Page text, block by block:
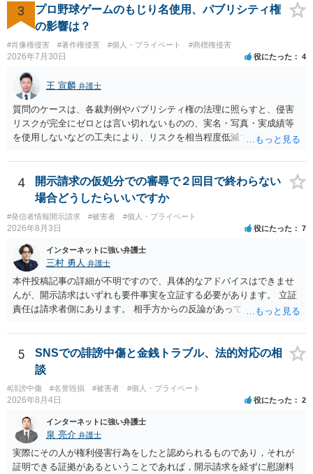
3
プロ野球ゲームのもじり名使用、パブリシティ権
の影響は？
#肖像権侵害 #著作権侵害 #個人・プライベート #商標権侵害
2026年7月30日 役にたった 4
王 宣麟 弁護士
質問のケースは、各裁判例やパブリシティ権の法理に照らすと、侵害
リスクが完全にゼロとは言い切れないものの、実名・写真・実成績等
を使用しないなどの工夫により、リスクを相当程度低減できる設計に
推測できる」という点は、裁判で争われた場合に「専ら顧客吸引力の
利用を目的とする」と判断される余地を残すため、一定の注意が必要
です。 また、広告収益の有無は、侵害判断に一定の影響を与える可能
性がありますが、決定的要因ではありません。 パブリシティ権侵害の
成否は、主に「専ら顧客吸引力の利用を目的とするか」という点で判
断されます。広告収益があることは「商業的目的」を強く示す要素で
すが、それだけで直ちに侵害となるわけではありません。完全無償・
非営利であれば「表現の自由」「創作物」としての側面が強く評価さ
れる可能性があります。一方、広告収益がある場合は「商業利用」と
しての色彩が強まり、リスクが高まる可能性があります。 公開前に変
更・確認しておく事項については、公開の場でアドバイスするにも限
界があるかと思うので、資料等を持参の上、弁護士に相談されること
も一つかと存じます。
4
開示請求の仮処分での審尋で２回目で終わらない
場合どうしたらいいですか
#発信者情報開示請求 #被害者 #個人・プライベート
2026年8月3日 役にたった 7
インターネットに強い弁護士
三村 勇人 弁護士
本件投稿記事の詳細が不明ですので、具体的なアドバイスはできませ
んが、開示請求はいずれも要件事実を立証する必要があります。 立証
責任は請求者側にあります。 相手方からの反論があっても、裁判官が
方が口頭で反論したのは、仮処分は迅速性が要求されるためです。 書
面での反論となれば、より遅延する可能性がございます。 また、本件
はXのため、APのIPアドレスの保存期間の問題もございます。 開示請
求は法律知識が不可欠ですが、それだけでは足りず、実務を踏まえた
方法を選択することが重要です。
5
SNSでの誹謗中傷と金銭トラブル、法的対応の相
談
#誹謗中傷 #名誉毀損 #被害者 #個人・プライベート
2026年8月4日 役にたった 2
インターネットに強い弁護士
泉 亮介 弁護士
実際にその人が権利侵害行為をしたと認められるものであり，それが
証明できる証拠があるということであれば，開示請求を経ずに慰謝料